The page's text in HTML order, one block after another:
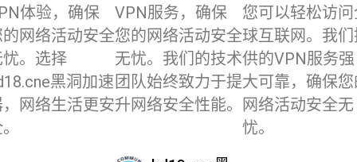
体验，确保
网络活动安全
。选择
黑洞加速
网络生活更安
VPN服务，确保
您的网络活动安全
无忧。我们的技术
团队始终致力于提
升网络安全性能。
您可以轻松访
球互联网。我
供的VPN服务强
大可靠，确保
网络活动安全无
忧。